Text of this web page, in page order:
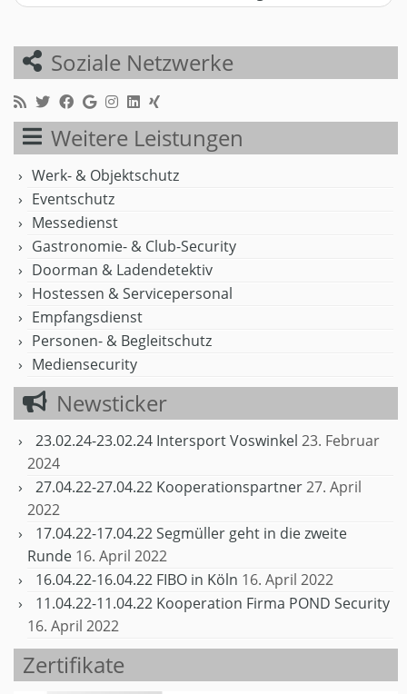
Soziale Netzwerke
Weitere Leistungen
Werk- & Objektschutz
Eventschutz
Messedienst
Gastronomie- & Club-Security
Doorman & Ladendetektiv
Hostessen & Servicepersonal
Empfangsdienst
Personen- & Begleitschutz
Mediensecurity
Newsticker
23.02.24-23.02.24 Intersport Voswinkel 23. Februar
2024
27.04.22-27.04.22 Kooperationspartner27. April
2022
17.04.22-17.04.22 Segmüller geht in die zweite
Runde 16. April 2022
16.04.22-16.04.22 FIBO in Köln 16. April 2022
11.04.22-11.04.22 Kooperation Firma POND Security
16. April 2022
Zertifikate